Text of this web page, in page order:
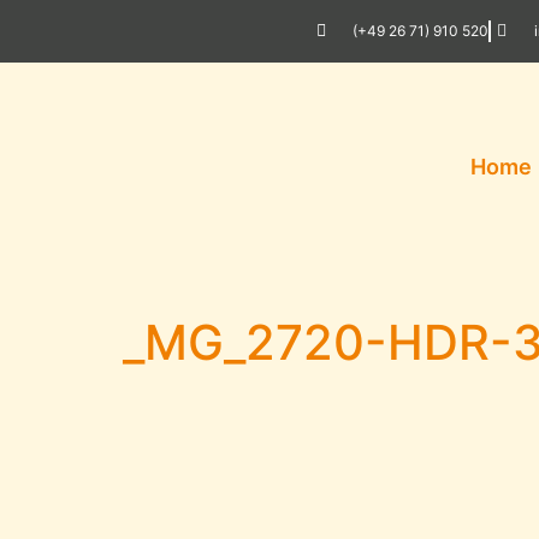
(+49 26 71) 910 520
Home
_MG_2720-HDR-